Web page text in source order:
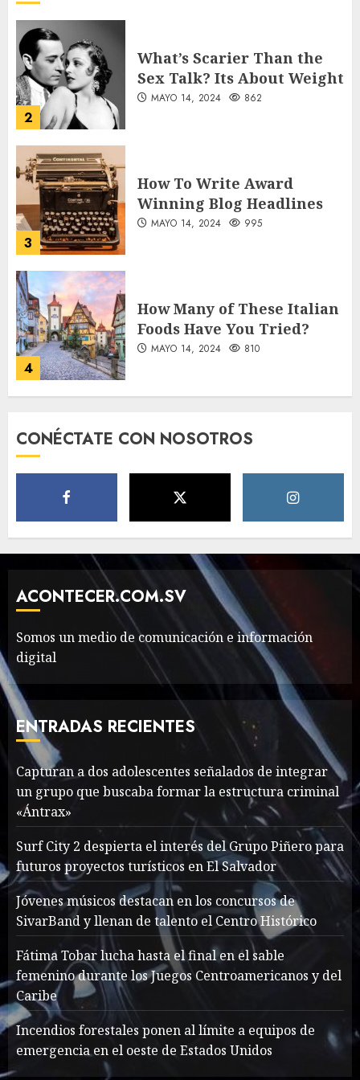
2
What’s Scarier Than the
Sex Talk? Its About Weight
MAYO 14, 2024 862
3
How To Write Award
Winning Blog Headlines
MAYO 14, 2024 995
4
How Many of These Italian
Foods Have You Tried?
MAYO 14, 2024 810
Classic Cars in a Retro
The full story of
Thailand’s extraordinary
cave rescue
MAYO 14, 2024 1002
7
Valentino Goes
Deliberately Feminine for
Fall 2018
MAYO 16, 2024 765
1
Searching for the
forgotten heroes of World
War Two
MAYO 14, 2024 860
2
What’s Scarier Than the
Sex Talk? Its About Weight
MAYO 14, 2024 862
How To Write Award
CONÉCTATE CON NOSOTROS
ACONTECER.COM.SV
Somos un medio de comunicación e información
digital
ENTRADAS RECIENTES
Capturan a dos adolescentes señalados de integrar
un grupo que buscaba formar la estructura criminal
«Ántrax»
Surf City 2 despierta el interés del Grupo Piñero para
futuros proyectos turísticos en El Salvador
Jóvenes músicos destacan en los concursos de
SivarBand y llenan de talento el Centro Histórico
Fátima Tobar lucha hasta el final en el sable
femenino durante los Juegos Centroamericanos y del
Caribe
Incendios forestales ponen al límite a equipos de
emergencia en el oeste de Estados Unidos